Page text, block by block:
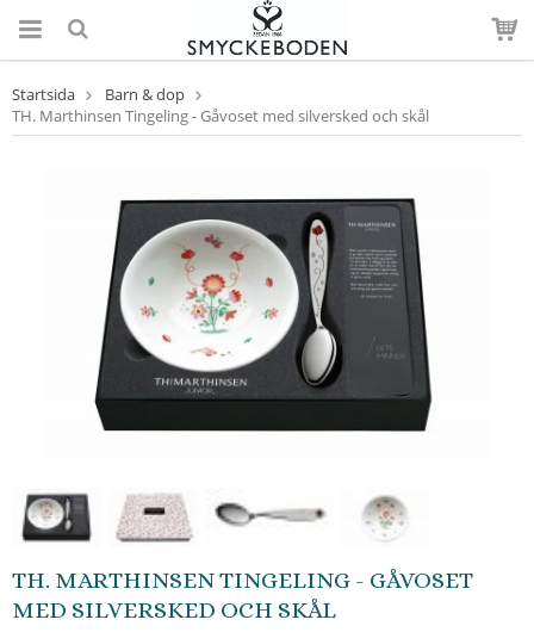
Startsida
Barn & dop
TH. Marthinsen Tingeling - Gåvoset med silversked och skål
TH. MARTHINSEN TINGELING - GÅVOSET
MED SILVERSKED OCH SKÅL